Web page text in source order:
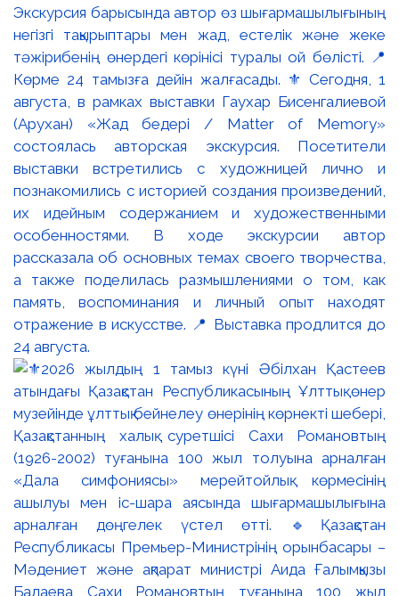
Экскурсия барысында автор өз шығармашылығының
негізгі тақырыптары мен жад, естелік және жеке
тәжірибенің өнердегі көрінісі туралы ой бөлісті. 📍
Көрме 24 тамызға дейін жалғасады. ⚜️ Сегодня, 1
августа, в рамках выставки Гаухар Бисенгалиевой
(Арухан) «Жад бедері / Matter of Memory»
состоялась авторская экскурсия. Посетители
выставки встретились с художницей лично и
познакомились с историей создания произведений,
их идейным содержанием и художественными
особенностями. В ходе экскурсии автор
рассказала об основных темах своего творчества,
а также поделилась размышлениями о том, как
память, воспоминания и личный опыт находят
отражение в искусстве. 📍 Выставка продлится до
24 августа.